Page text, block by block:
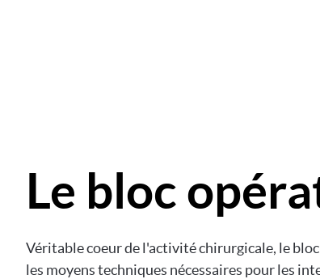
Le bloc
Véritable coeur de l'activité chirurgicale, le
les moyens techniques nécessaires pour les